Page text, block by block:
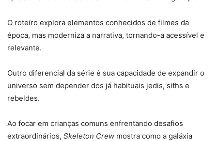
O roteiro explora elementos conhecidos de filmes da
época, mas moderniza a narrativa, tornando-a acessível e
relevante.
Outro diferencial da série é sua capacidade de expandir o
universo sem depender dos já habituais jedis, siths e
rebeldes.
Ao focar em crianças comuns enfrentando desafios
extraordinários, Skeleton Crew mostra como a galáxia